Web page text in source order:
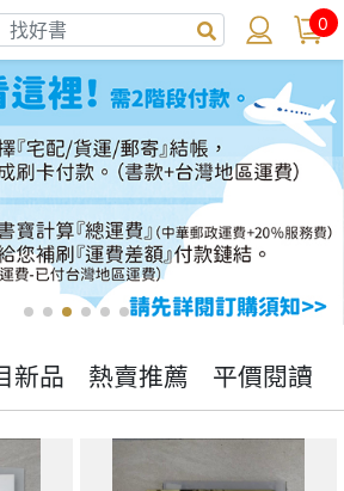
0
新品 熱賣推薦 平價閱讀